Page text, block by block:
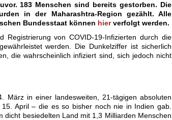
183 Menschen sind bereits gestorben. Die
in der Maharashtra-Region gezählt. Alle
Bundesstaat können hierverfolgt werden.
Registrierung von COVID-19-Infizierten durch die
werden. Die Dunkelziffer ist sicherlich
die wahrscheinlich infiziert sind, sich jedoch nicht
März in einer landesweiten, 21-tägigen absoluten
April – die es so bisher noch nie in Indien gab.
dicht besiedelten Land mit 1,3 Milliarden Menschen